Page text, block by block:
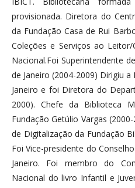
provisionada. Diretora do
da Fundação Casa de Rui
Coleções e Serviços ao Leitor/
Nacional.Foi Superintendente
de Janeiro (2004-2009) Dirigiu
Janeiro e foi Diretora do
2000). Chefe da Biblioteca
Fundação Getúlio Vargas
de Digitalização da Fundação
Foi Vice-presidente do
Janeiro. Foi membro do
Nacional do livro Infantil e